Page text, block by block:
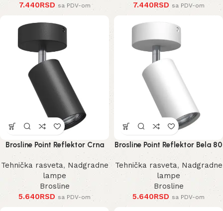
7.440RSD sa PDV-om
7.440RSD sa PDV-om
Brosline Point Reflektor Crna
80 mm 170 mm 2286 mm
Tehnička rasveta, Nadgradne
lampe
Brosline
5.640RSD sa PDV-om
Brosline Point Reflektor Bela 80
mm 170 mm 2287 mm
Tehnička rasveta, Nadgradne
lampe
Brosline
5.640RSD sa PDV-om